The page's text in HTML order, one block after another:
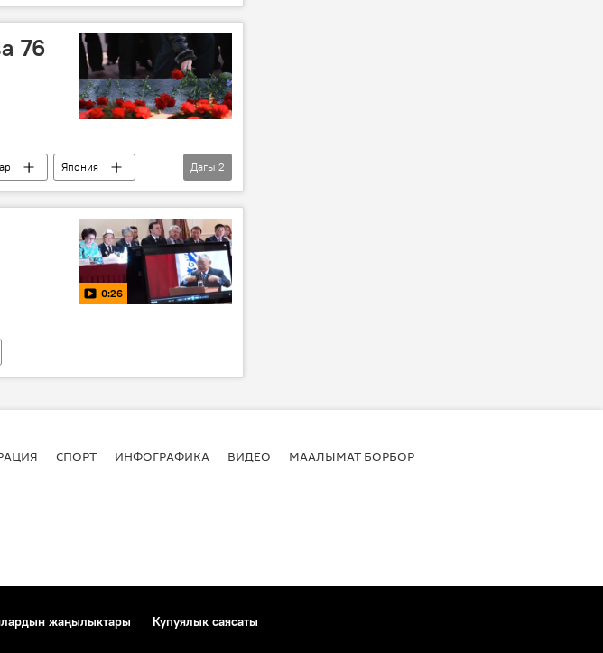
76
Япония
Дагы 2
0:26
СПОРТ ИНФОГРАФИКА ВИДЕО МААЛЫМАТ БОРБОР
жаңылыктары
Купуялык саясаты